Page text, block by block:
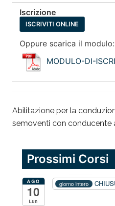
Iscrizione
ISCRIVITI ONLINE
Oppure scarica il modulo:
MODULO-DI-
Abilitazione per la
semoventi con conducente
Prossimi Corsi
AGO
10
Lun
giorno intero